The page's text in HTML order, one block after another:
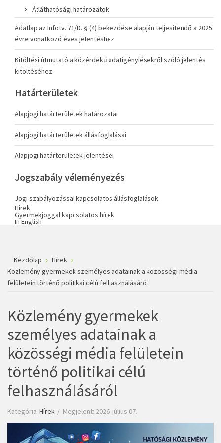
Átláthatósági határozatok
Adatlap az Infotv. 71/D. § (4) bekezdése alapján teljesítendő a 2025.
évre vonatkozó éves jelentéshez
Kitöltési útmutató a közérdekű adatigénylésekről szóló jelentés
kitöltéséhez
Határterületek
Alapjogi határterületek határozatai
Alapjogi határterületek állásfoglalásai
Alapjogi határterületek jelentései
Jogszabály véleményezés
Jogi szabályozással kapcsolatos állásfoglalások
Hírek
Gyermekjoggal kapcsolatos hírek
In English
Kezdőlap
Hírek
Közlemény gyermekek személyes adatainak a közösségi média
felületein történő politikai célú felhasználásáról
Közlemény gyermekek
személyes adatainak a
közösségi média felületein
történő politikai célú
felhasználásáról
Kategória: Hírek Megjelent: 2026. július 07.